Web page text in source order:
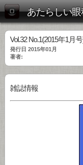
あたらしい
Vol.32 No.1(2015年1月
発行日 2015年01月
著者:
雑誌情報